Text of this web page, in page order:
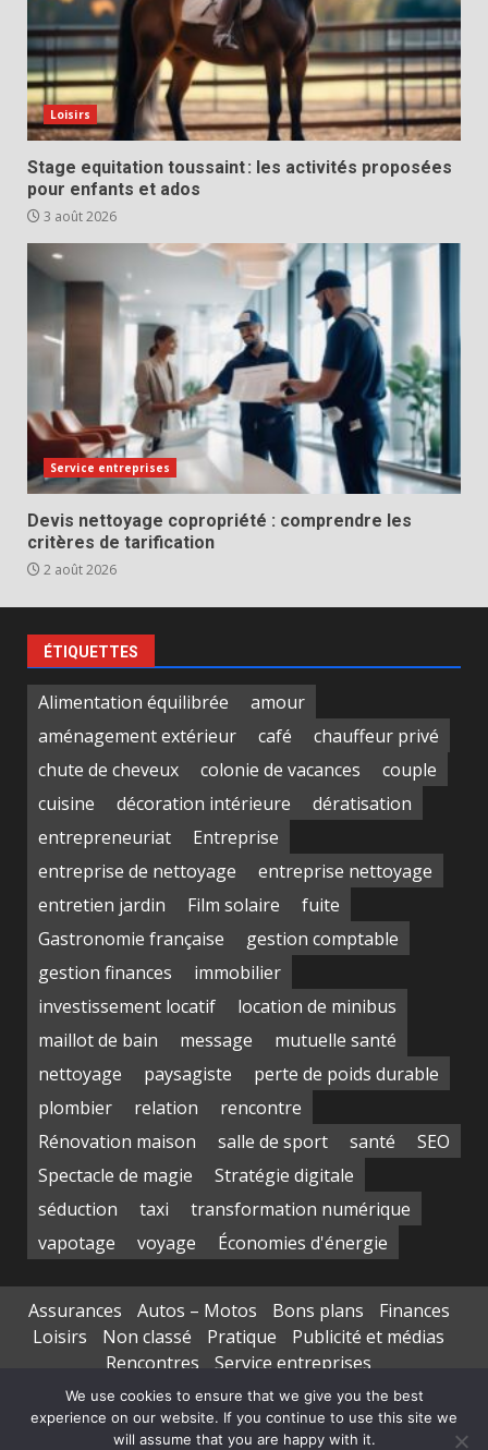
Loisirs
Stage equitation toussaint : les activités proposées
pour enfants et ados
3 août 2026
Service entreprises
Devis nettoyage copropriété : comprendre les
critères de tarification
2 août 2026
ÉTIQUETTES
Alimentation équilibrée
amour
aménagement extérieur
café
chauffeur privé
chute de cheveux
colonie de vacances
couple
cuisine
décoration intérieure
dératisation
entrepreneuriat
Entreprise
entreprise de nettoyage
entreprise nettoyage
entretien jardin
Film solaire
fuite
Gastronomie française
gestion comptable
gestion finances
immobilier
investissement locatif
location de minibus
maillot de bain
message
mutuelle santé
nettoyage
paysagiste
perte de poids durable
plombier
relation
rencontre
Rénovation maison
salle de sport santé
SEO
Spectacle de magie
Stratégie digitale
séduction
taxi
transformation numérique
vapotage
voyage Économies d'énergie
Assurances Autos – Motos Bons plans
Finances
Loisirs
Non classé Pratique
Publicité et médias
Rencontres
Service entreprises
Transports de personnes
Copyright © All rights reserved.|DarkNews
We use cookies to ensure that we give you the best
experience on our website. If you continue to use this site we
will assume that you are happy with it.